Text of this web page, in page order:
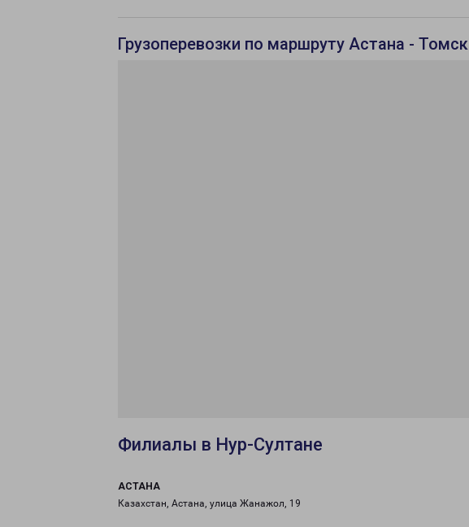
Грузоперевозки по маршруту Астана - Томск
Филиалы в Нур-Султане
АСТАНА
Казахстан, Астана, улица Жанажол, 19